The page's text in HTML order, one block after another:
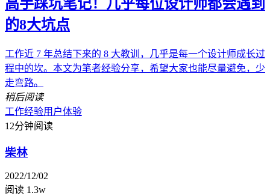
高手踩坑笔记！几乎每位设计师都会遇到
的8大坑点
工作近 7 年总结下来的 8 大教训，几乎是每一个设计师成长过
程中的坎。本文为笔者经验分享，希望大家也能尽量避免，少
走弯路。
稍后阅读
工作经验用户体验
12分钟阅读
柴林
2022/12/02
阅读 1.3w